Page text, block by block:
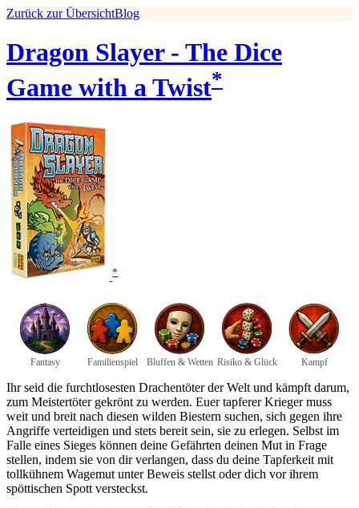
Zurück zur ÜbersichtBlog
Dragon Slayer - The Dice
Game with a Twist*
*
Fantasy Familienspiel Bluffen & Wetten Risiko & Glück Kampf
Ihr seid die furchtlosesten Drachentöter der Welt und kämpft darum,
zum Meistertöter gekrönt zu werden. Euer tapferer Krieger muss
weit und breit nach diesen wilden Biestern suchen, sich gegen ihre
Angriffe verteidigen und stets bereit sein, sie zu erlegen. Selbst im
Falle eines Sieges können deine Gefährten deinen Mut in Frage
stellen, indem sie von dir verlangen, dass du deine Tapferkeit mit
tollkühnem Wagemut unter Beweis stellst oder dich vor ihrem
spöttischen Spott versteckst.